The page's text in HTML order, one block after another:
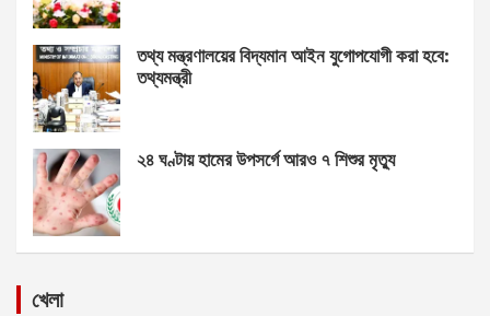
তথ্য মন্ত্রণালয়ের বিদ্যমান আইন যুগোপযোগী করা হবে:
তথ্যমন্ত্রী
২৪ ঘণ্টায় হামের উপসর্গে আরও ৭ শিশুর মৃত্যু
খেলা